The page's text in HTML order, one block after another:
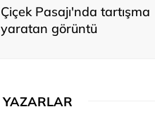
Çiçek Pasajı'nda tartışma
yaratan görüntü
YAZARLAR